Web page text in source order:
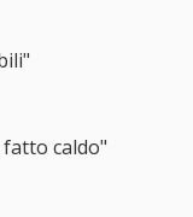
fatto caldo"